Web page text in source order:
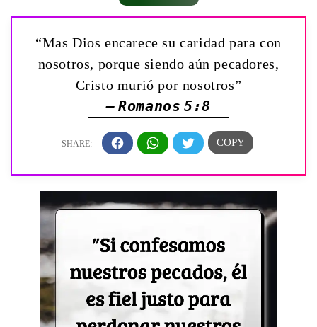
“Mas Dios encarece su caridad para con
nosotros, porque siendo aún pecadores,
Cristo murió por nosotros”
— Romanos 5:8